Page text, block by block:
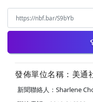
發佈單位名稱：美通
新聞聯絡人：Sharlene